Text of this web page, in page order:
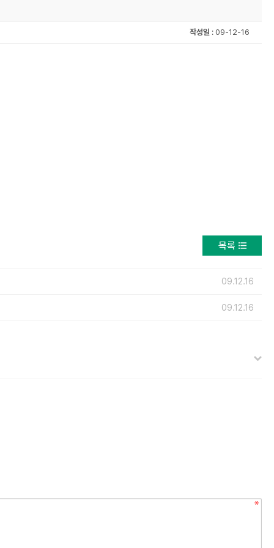
작성일 : 09-12-16
목록
09.12.16
09.12.16